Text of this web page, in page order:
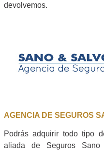
devolvemos.
AGENCIA DE SEGUROS
Podrás adquirir todo tipo
aliada de Seguros